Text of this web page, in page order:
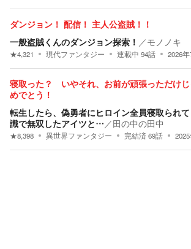
ダンジョン！ 配信！ 主人公盗賊！！
一般盗賊くんのダンジョン探索！ ／モノノキ
★4,321 現代ファンタジー 連載中 94話 2026
寝取った？ いやそれ、お前が頑張っただけ
めでとう！
転生したら、偽勇者にヒロイン全員寝取られ
識で無双したアイツと… ／田の中の田中
★8,398 異世界ファンタジー 完結済69話